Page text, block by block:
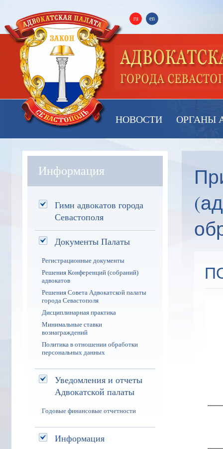
ru en
НОВОСТИ ОРГАНЫ
Информация
Гимн адвокатов города
Севастополя
Документы Палаты
Регистрационные документы
Решения Конференций (собраний)
адвокатов
Решения Совета Адвокатской палаты
города Севастополя
Дисциплинарная практика
Минимальные ставки
вознаграждений
Политика в отношении обработки
персональных данных
Уведомления и отчеты
Адвокатской палаты
Годовые финансовые отчетности
Информация